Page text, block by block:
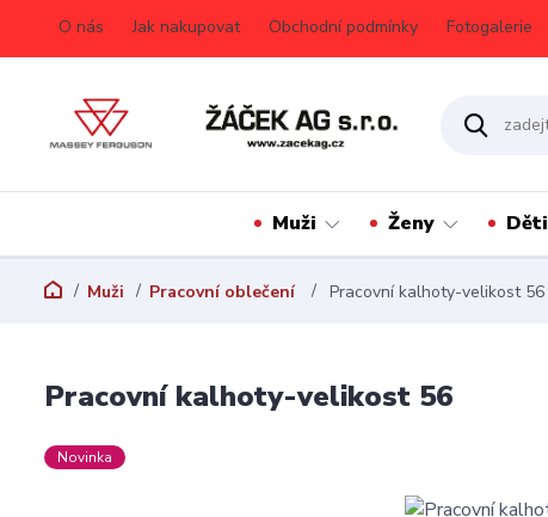
O nás Jak nakupovat Obchodní podmínky Fotogalerie
Muži Ženy Děti
Muži Pracovní oblečení Pracovní kalhoty-velikost 56
Pracovní kalhoty-velikost 56
Novinka